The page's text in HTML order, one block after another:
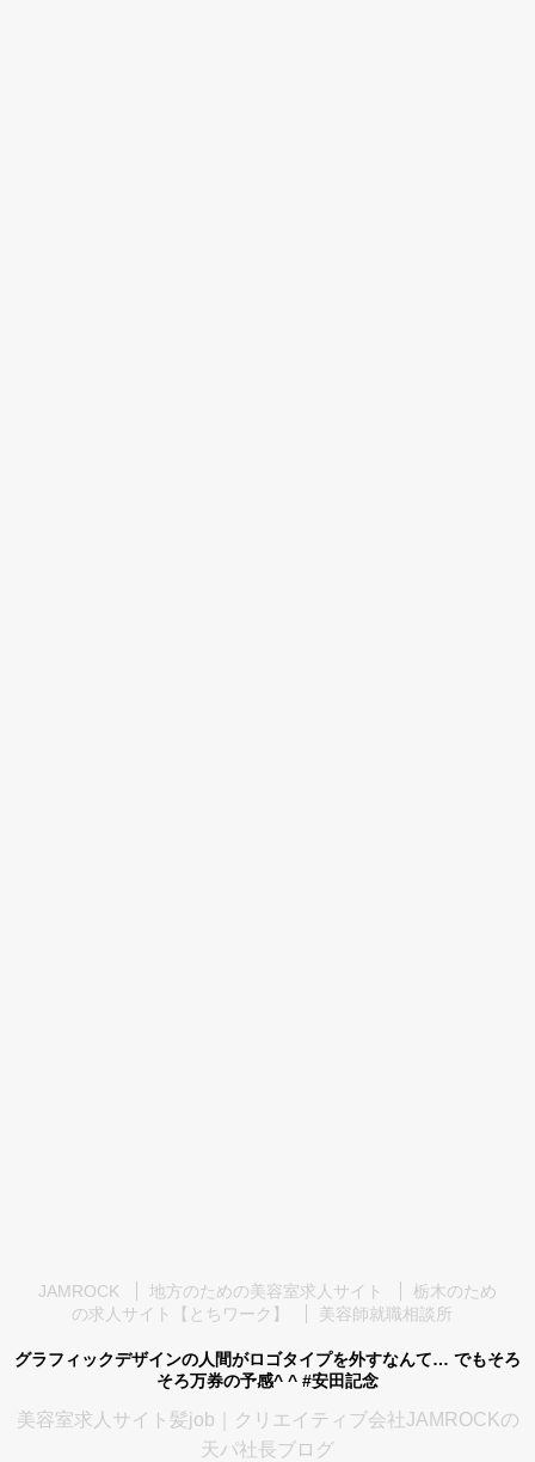
JAMROCK 地方のための美容室求人サイト
栃木のため
の求人サイト【とちワーク】
美容師就職相談所
グラフィックデザインの人間がロゴタイプを外すなんて… でもそろ
そろ万券の予感^ ^ #安田記念
美容室求人サイト髪job｜クリエイティブ会社JAMROCKの
天パ社長ブログ